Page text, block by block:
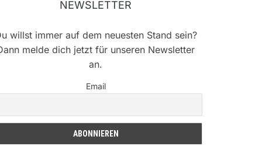
NEWSLETTER
willst immer auf dem neuesten Stand sein?
melde dich jetzt für unseren Newsletter
an.
Email